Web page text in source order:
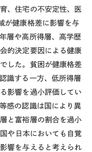
、住宅の不安定性、医
が健康格差に影響を与
層や高所得層、高学歴
的決定要因による健康
した。貧困が健康格差
識する一方、低所得層
影響を過小評価してい
感の認識は国により異
と富裕層の割合を過小
や日本においても自覚
響を与えると考えられ